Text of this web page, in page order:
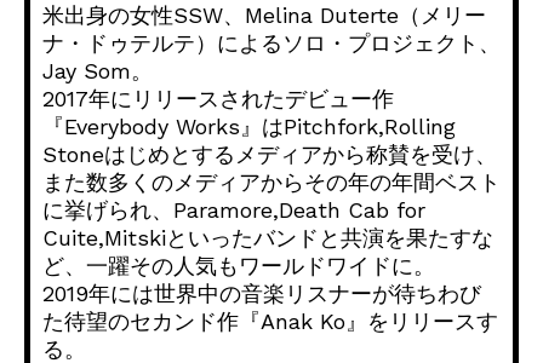
米出身の女性SSW、Melina Duterte（メリー
ナ・ドゥテルテ）によるソロ・プロジェクト、
Jay Som。
2017年にリリースされたデビュー作
『Everybody Works』はPitchfork,Rolling
Stoneはじめとするメディアから称賛を受け、
また数多くのメディアからその年の年間ベスト
に挙げられ、Paramore,Death Cab for
Cuite,Mitskiといったバンドと共演を果たすな
ど、一躍その人気もワールドワイドに。
2019年には世界中の音楽リスナーが待ちわび
た待望のセカンド作『Anak Ko』をリリースす
る。